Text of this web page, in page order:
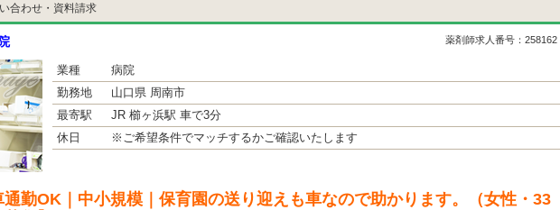
合わせ・資料請求
薬剤師求人番号：258162
業種
病院
勤務地
山口県 周南市
最寄駅
JR 櫛ヶ浜駅 車で3分
休日
※ご希望条件でマッチするかご確認いたします
勤OK｜中小規模｜保育園の送り迎えも車なので助かります。（女性・33